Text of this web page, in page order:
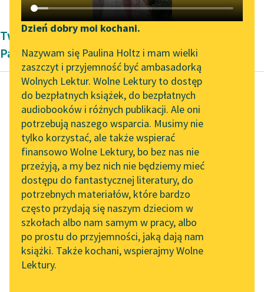
Katalog DAISY
Podkasty o książkach
Zgłoś brak utworu
Aktualności
„Prokurator Alicja Horn”
do słuchania
Byliśmy częścią AI Impact
Lab
Zapraszamy na spotkanie
online z tłumaczkami
literatury skandynawskiej
Spotkanie z Katarzyną
Tunkiel w Oslo
102. lata temu zmarł
Joseph Conrad
Narzędzia
Mapa Wolnych Lektur
Leśmianator
Przewodnik dla piszących i
czytających
API
OAI-PMH
Widget Wolnych Lektur
Przypisy
Dzień dobry moi kochani.
Nazywam się Paulina Holtz i mam wielki
zaszczyt i przyjemność być ambasadorką
Wolnych Lektur. Wolne Lektury to dostęp
do bezpłatnych książek, do bezpłatnych
audiobooków i różnych publikacji. Ale oni
potrzebują naszego wsparcia. Musimy nie
tylko korzystać, ale także wspierać
finansowo Wolne Lektury, bo bez nas nie
przeżyją, a my bez nich nie będziemy mieć
dostępu do fantastycznej literatury, do
potrzebnych materiałów, które bardzo
często przydają się naszym dzieciom w
szkołach albo nam samym w pracy, albo
po prostu do przyjemności, jaką dają nam
książki. Także kochani, wspierajmy Wolne
Lektury.
Twórczość Modernizm Heleny Janiny
Pajzderskiej
Helena Janina Pajzderska
Wyżebrana godzina
— Niech i tak będzie.
Widywałem je zatem
dość często i każdą w
innych kołach.
Panienki...
Czytaj więcej